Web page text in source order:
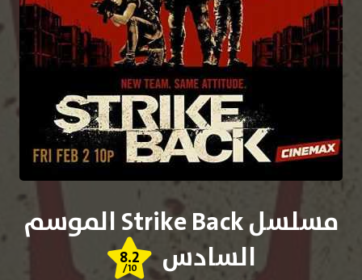
مسلسل Strike Back الموسم
السادس
8.2
/10